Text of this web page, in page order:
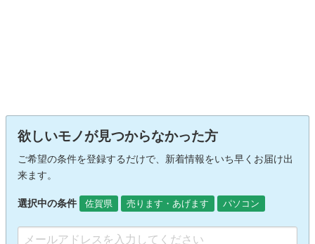
欲しいモノが見つからなかった方
ご希望の条件を登録するだけで、新着情報をいち早くお届け出
来ます。
選択中の条件 佐賀県 売ります・あげます パソコン